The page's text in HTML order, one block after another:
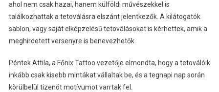
ahol nem csak hazai, hanem külföldi művészekkel is
találkozhattak a tetoválásra elszánt jelentkezők. A kilátogatók
sablon, vagy saját elképzelésű tetoválásokat is kérhettek, amik a
meghirdetett versenyre is benevezhetők.
Péntek Attila, a Főnix Tattoo vezetője elmondta, hogy a tetoválóik
inkább csak kisebb mintákat vállaltak be, és a tegnapi nap során
körülbelül tizenöt motívumot varrtak fel.